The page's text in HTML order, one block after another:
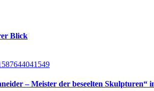
Blick
– Meister der beseelten Skulpturen“